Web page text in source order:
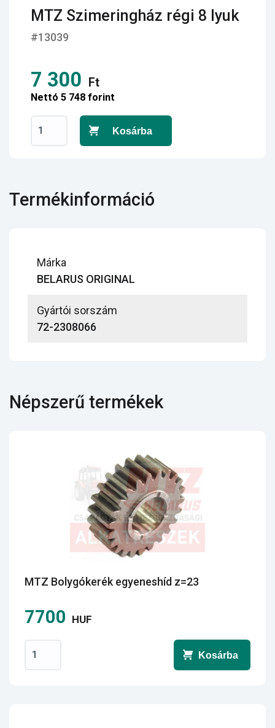
MTZ Szimeringház régi 8 lyuk
#13039
7 300 Ft
Nettó 5 748 forint
Kosárba
Termékinformáció
Márka
BELARUS ORIGINAL
Gyártói sorszám
72-2308066
Népszerű termékek
MTZ Bolygókerék egyeneshíd z=23
7700 HUF
Kosárba